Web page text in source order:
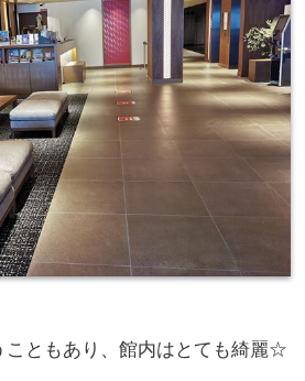
こともあり、館内はとても綺麗☆